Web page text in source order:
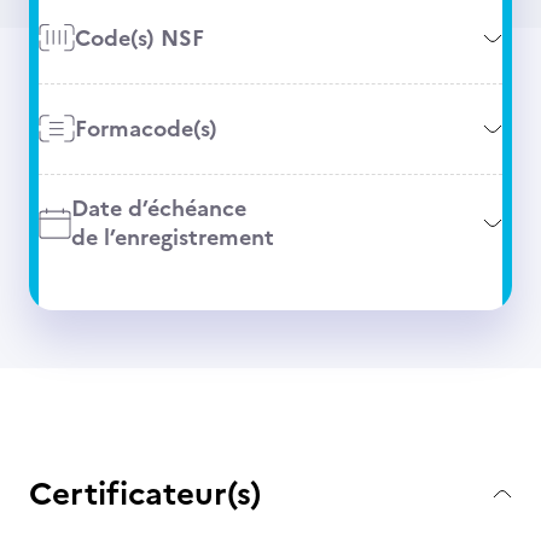
Code(s) NSF
Formacode(s)
Date d’échéance
de l’enregistrement
Certificateur(s)